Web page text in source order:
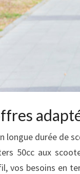
longue durée de
50cc aux
vos besoins en